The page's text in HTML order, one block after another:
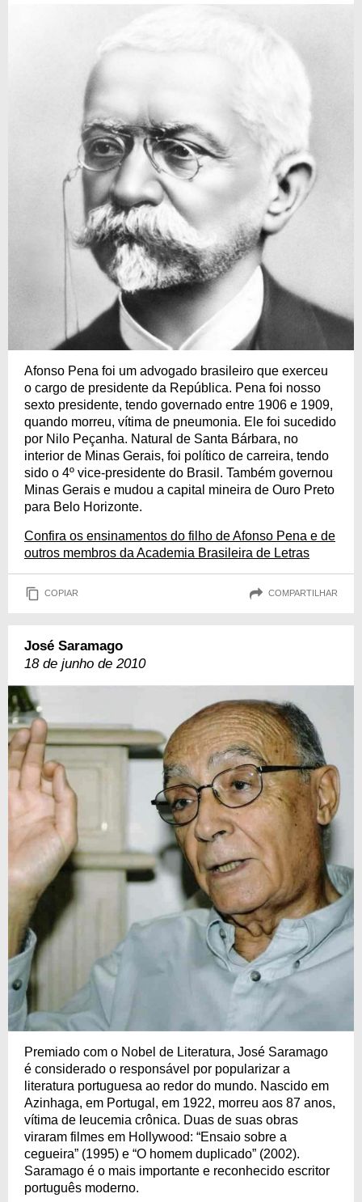
Afonso Pena foi um advogado brasileiro que exerceu
o cargo de presidente da República. Pena foi nosso
sexto presidente, tendo governado entre 1906 e 1909,
quando morreu, vítima de pneumonia. Ele foi sucedido
por Nilo Peçanha. Natural de Santa Bárbara, no
interior de Minas Gerais, foi político de carreira, tendo
sido o 4º vice-presidente do Brasil. Também governou
Minas Gerais e mudou a capital mineira de Ouro Preto
para Belo Horizonte.
Confira os ensinamentos do filho de Afonso Pena e de
outros membros da Academia Brasileira de Letras
COPIAR COMPARTILHAR
José Saramago
18 de junho de 2010
Premiado com o Nobel de Literatura, José Saramago
é considerado o responsável por popularizar a
literatura portuguesa ao redor do mundo. Nascido em
Azinhaga, em Portugal, em 1922, morreu aos 87 anos,
vítima de leucemia crônica. Duas de suas obras
viraram filmes em Hollywood: “Ensaio sobre a
cegueira” (1995) e “O homem duplicado” (2002).
Saramago é o mais importante e reconhecido escritor
português moderno.